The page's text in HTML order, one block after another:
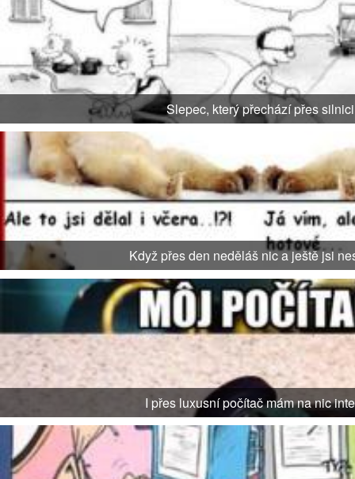
Slepec, který přechází přes silnici
Když přes den neděláš nic a ještě jsi
I přes luxusní počítač mám na nic